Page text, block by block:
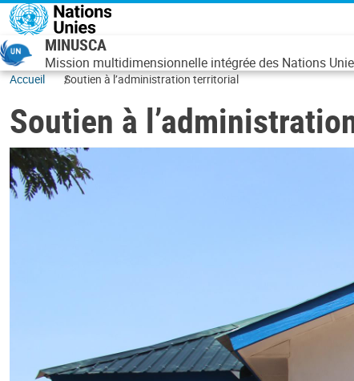
Aller au contenu principal
MINUSCA
Mission multidimensionnelle intégrée des Nations
Accueil Soutien à l’administration territorial
Soutien à